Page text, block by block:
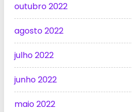
outubro 2022
agosto 2022
julho 2022
junho 2022
maio 2022